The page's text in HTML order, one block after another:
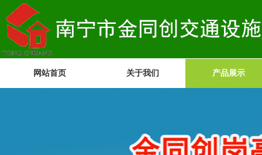
网站首页 关于我们 产品展示